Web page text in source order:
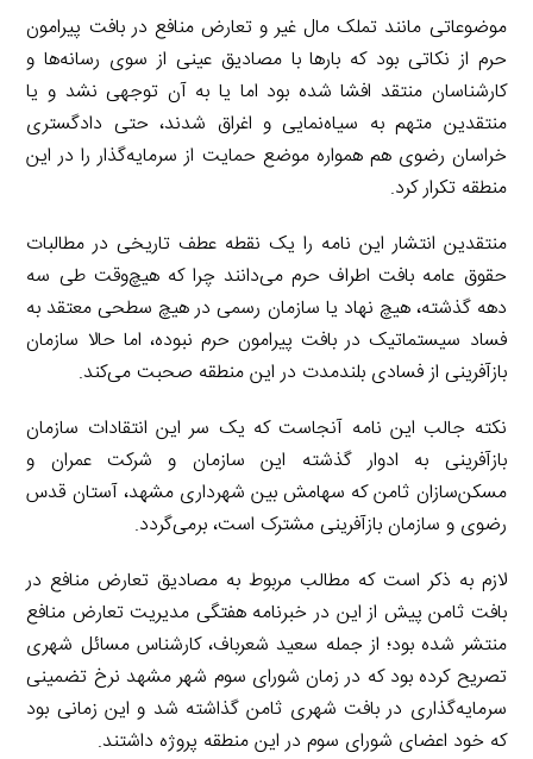
موضوعاتی مانند تملک مال غیر و تعارض منافع در بافت پیرامون
حرم از نکاتی بود که بارها با مصادیق عینی از سوی رسانه‌ها و
کارشناسان منتقد افشا شده بود اما یا به آن توجهی نشد و یا
منتقدین متهم به سیاه‌نمایی و اغراق شدند، حتی دادگستری
خراسان رضوی هم همواره موضع حمایت از سرمایه‌گذار را در این
منطقه تکرار کرد.
منتقدین انتشار این نامه را یک نقطه عطف تاریخی در مطالبات
حقوق عامه بافت اطراف حرم می‌دانند چرا که هیچ‌وقت طی سه
دهه گذشته، هیچ نهاد یا سازمان رسمی در هیچ سطحی معتقد به
فساد سیستماتیک در بافت پیرامون حرم نبوده، اما حالا سازمان
بازآفرینی از فسادی بلندمدت در این منطقه صحبت می‌کند.
نکته جالب این نامه آنجاست که یک سر این انتقادات سازمان
بازآفرینی به ادوار گذشته این سازمان و شرکت عمران و
مسکن‌سازان ثامن که سهامش بین شهرداری مشهد، آستان قدس
رضوی و سازمان بازآفرینی مشترک است، برمی‌گردد.
لازم به ذکر است که مطالب مربوط به مصادیق تعارض منافع در
بافت ثامن پیش از این در خبرنامه هفتگی مدیریت تعارض منافع
منتشر شده بود؛ از جمله سعید شعرباف، کارشناس مسائل شهری
تصریح کرده بود که در زمان شورای سوم شهر مشهد نرخ تضمینی
سرمایه‌گذاری در بافت شهری ثامن گذاشته شد و این زمانی بود
که خود اعضای شورای سوم در این منطقه پروژه داشتند.